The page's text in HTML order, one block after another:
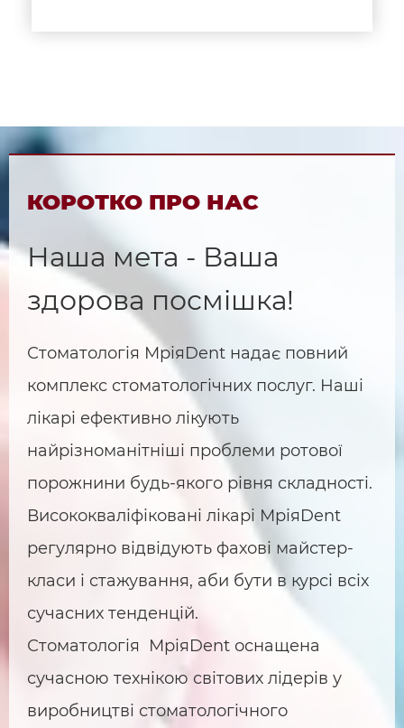
КОРОТКО ПРО НАС
Наша мета - Ваша
здорова посмішка!
Стоматологія МріяDent надає повний
комплекс стоматологічних послуг. Наші
лікарі ефективно лікують
найрізноманітніші проблеми ротової
порожнини будь-якого рівня складності.
Висококваліфіковані лікарі МріяDent
регулярно відвідують фахові майстер-
класи і стажування, аби бути в курсі всіх
сучасних тенденцій.
Стоматологія МріяDent оснащена
сучасною технікою світових лідерів у
виробництві стоматологічного